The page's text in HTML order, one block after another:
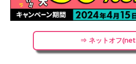
⇒ ネットオフ